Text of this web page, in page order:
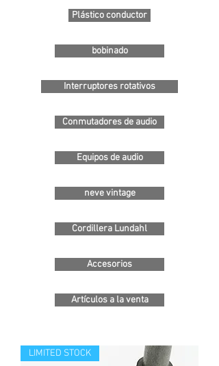
Plástico conductor
bobinado
Interruptores rotativos
Conmutadores de audio
Equipos de audio
neve vintage
Cordillera Lundahl
Accesorios
Artículos a la venta
LIMITED STOCK